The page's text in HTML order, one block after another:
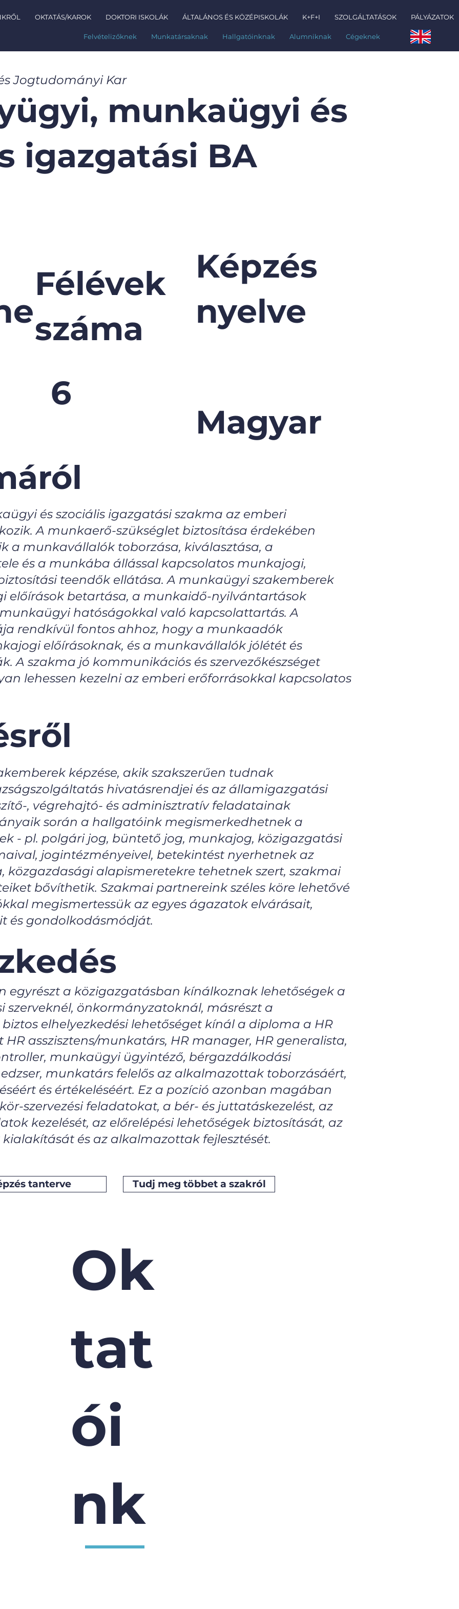
Felvételizőknek Munkatársaknak Hallgatóinknak Alumniknak Cégeknek
OKTATÁS/KAROK DOKTORI ISKOLÁK ÁLTALÁNOS ÉS KÖZÉPISKOLÁK K+F+I SZOLGÁLTATÁSOK PÁLYÁZATOK
munkaügyi és
igazgatási BA
Jogtudományi Kar
képzése, akik szakszerűen tudnak
hivatásrendjei és az államigazgatási
, végrehajtó- és adminisztratív feladatainak
során a hallgatóink megismerkedhetnek a
- pl. polgári jog, büntető jog, munkajog, közigazgatási
jogintézményeivel, betekintést nyerhetnek az
közgazdasági alapismeretekre tehetnek szert, szakmai
bővíthetik. Szakmai partnereink széles köre lehetővé
megismertessük az egyes ágazatok elvárásait,
és gondolkodásmódját.
Félévek
száma
6
Képzés
nyelve
Magyar
és szociális igazgatási szakma az emberi
A munkaerő-szükséglet biztosítása érdekében
a munkavállalók toborzása, kiválasztása, a
és a munkába állással kapcsolatos munkajogi,
teendők ellátása. A munkaügyi szakemberek
előírások betartása, a munkaidő-nyilvántartások
hatóságokkal való kapcsolattartás. A
rendkívül fontos ahhoz, hogy a munkaadók
előírásoknak, és a munkavállalók jólétét és
A szakma jó kommunikációs és szervezőkészséget
lehessen kezelni az emberi erőforrásokkal kapcsolatos
egyrészt a közigazgatásban kínálkoznak lehetőségek a
szerveknél, önkormányzatoknál, másrészt a
elhelyezkedési lehetőséget kínál a diploma a HR
asszisztens/munkatárs, HR manager, HR generalista,
munkaügyi ügyintéző, bérgazdálkodási
munkatárs felelős az alkalmazottak toborzásáért,
és értékeléséért. Ez a pozíció azonban magában
szervezési feladatokat, a bér- és juttatáskezelést, az
kezelését, az előrelépési lehetőségek biztosítását, az
és az alkalmazottak fejlesztését.
tanterve Tudj meg többet a szakról
Ok
tat
ói
nk